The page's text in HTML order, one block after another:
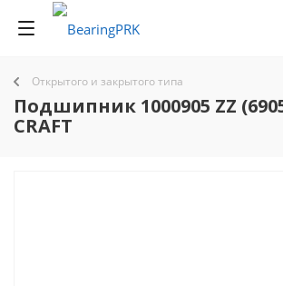
Открытого и закрытого типа
Подшипник 1000905 ZZ
CRAFT